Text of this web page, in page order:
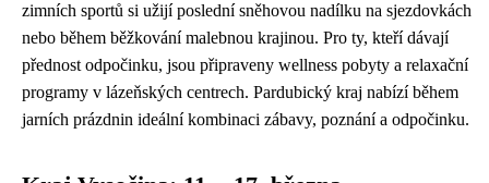
zimních sportů si užijí poslední sněhovou nadílku na sjezdovkách
nebo během běžkování malebnou krajinou. Pro ty, kteří dávají
přednost odpočinku, jsou připraveny wellness pobyty a relaxační
programy v lázeňských centrech. Pardubický kraj nabízí během
jarních prázdnin ideální kombinaci zábavy, poznání a odpočinku.